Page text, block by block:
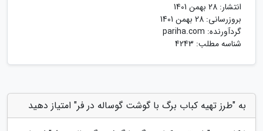
انتشار: 28 بهمن 1401
بروزرسانی: 28 بهمن 1401
گردآورنده: pariha.com
شناسه مطلب: 4243
به "طرز تهیه کباب برگ با گوشت گوساله در فر" امتیاز دهید